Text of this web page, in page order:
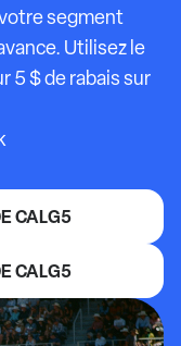
segment
Utilisez le
5 $ de rabais sur
CALG5
CALG5